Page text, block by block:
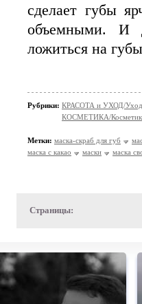
сделает губы
объемными. И
ложиться на
Рубрики: КРАСОТА и УХОД/Уход
КОСМЕТИКА/
Метки: маска-скраб для губ
маска с какао
маски маска
Страницы: